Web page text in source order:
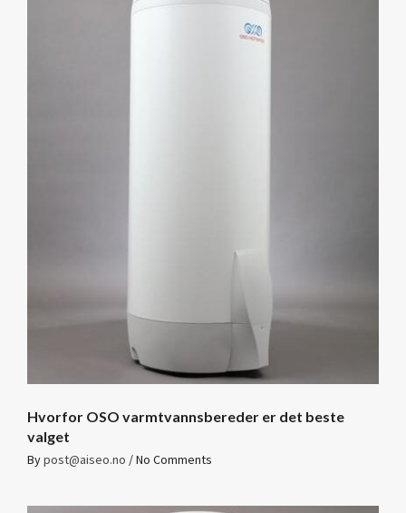
Hvorfor OSO varmtvannsbereder er det beste
valget
Bypost@aiseo.no /No Comments